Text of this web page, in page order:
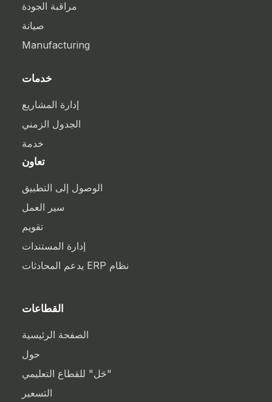
مراقبة الجودة
صيانة
Manufacturing
خدمات
إدارة المشاريع
الجدول الزمني
خدمة
تعاون
الوصول إلى التطبيق
سير العمل
تقويم
إدارة المستندات
نظام ERP يدعم المحادثات
القطاعات
الصفحة الرئيسية
حول
"حَل" للقطاع التعليمي
التسعير